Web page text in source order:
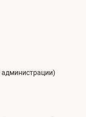
администрации)